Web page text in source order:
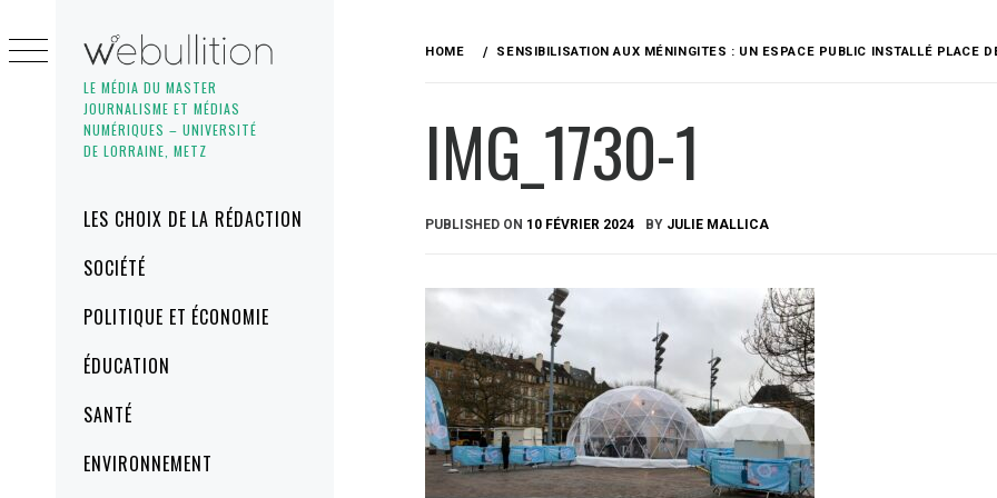
LE MÉDIA DU MASTER
JOURNALISME ET MÉDIAS
NUMÉRIQUES – UNIVERSITÉ
DE LORRAINE, METZ
MenuLES CHOIX DE LA RÉDACTION
SOCIÉTÉ
POLITIQUE ET ÉCONOMIE
ÉDUCATION
SANTÉ
ENVIRONNEMENT
to
content
HOME SENSIBILISATION AUX MÉNINGITES : UN ESPACE PUBLIC INSTALLÉ PLACE
IMG_1730-1
PUBLISHED ON 10 FÉVRIER 2024 BY JULIE MALLICA